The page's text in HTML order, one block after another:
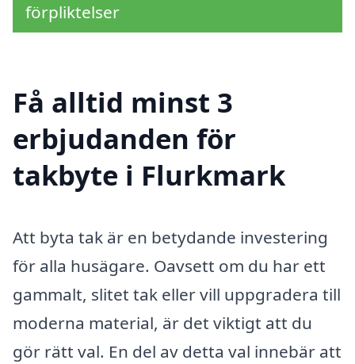
förpliktelser
Få alltid minst 3
erbjudanden för
takbyte i Flurkmark
Att byta tak är en betydande investering
för alla husägare. Oavsett om du har ett
gammalt, slitet tak eller vill uppgradera till
moderna material, är det viktigt att du
gör rätt val. En del av detta val innebär att